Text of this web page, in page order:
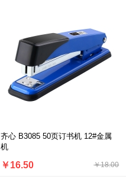
齐心 B3085 50页订书机 12#金属
机
￥18.00
￥16.50